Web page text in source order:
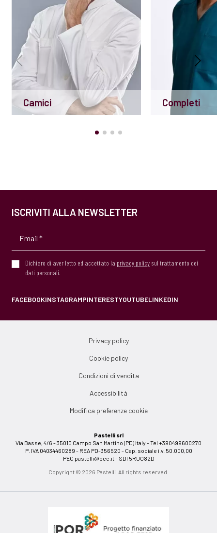
Camici Completi
ISCRIVITI ALLA NEWSLETTER
Dichiaro di aver letto ed accettato la privacy policy sul trattamento dei
dati personali.
FACEBOOKINSTAGRAMPINTERESTYOUTUBELINKEDIN
Privacy policy
Cookie policy
Condizioni di vendita
Accessibilità
Modifica preferenze cookie
Pastelli srl
Via Basse, 4/6 - 35010 Campo San Martino (PD) Italy - Tel +390499600270
P. IVA 04034460289 - REA PD-356520 - Cap. sociale i.v. 50.000,00
PEC pastelli@pec.it- SDI 5RUO82D
Copyright © 2026 Pastelli. All rights reserved.